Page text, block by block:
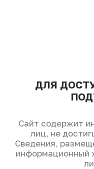
ДЛЯ
Сайт содержит
лиц, не
Сведения,
информационный